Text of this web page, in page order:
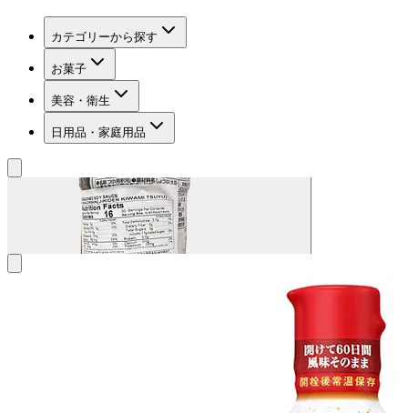
カテゴリーから探す
お菓子
美容・衛生
日用品・家庭用品